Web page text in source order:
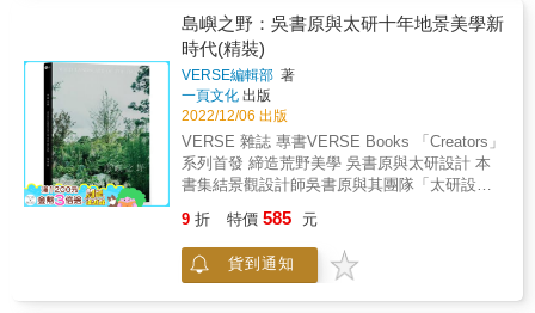
卻是毒藥。 有人能從廢皮革、廢棉等不起眼的
垃圾裡挖到第一桶金； 而有些人卻只因為落魄
和貧窮才不得不與這些垃圾為伍。 有人能從小
事中看到商機並發家致富，有人卻視若無睹地
錯過。 ➔只要能抓住普通的機會，就有可能使
之成為成就偉大的籌碼！ & 本書特色 & 本書講
述了人生中將會面臨的各種挑戰和困難，奧里
森‧馬登透過許多真實案例及多位偉人的經歷，
闡述如何透過「自我覺察」、「自我管理」洞
察人生密碼的智慧，並提醒讀者不斷反省自身
的契機。希望每位讀者都能成功扭轉人生，做
自己命運的建築師。 &
禧巨蛋∣希斯洛機場第五航廈∣波爾多法院∣利德賀
大樓∣勞氏大樓∣高雄捷運中央公園站∣桃園機場第
三航廈 本書為龐畢度中心建築師Richard
Rogers的親筆自傳，從小時候的建築啟蒙談
起，訴說歷經戰亂、患有讀寫障礙、「天生不
是學建築的料」的他，如何從一位穿著牛仔
褲、T恤去參加頂級頒獎典禮的小建築師，蛻變
為足以撼動城市的世界級大師。這是一部情感
豐沛的回憶錄，也是一部當代建築編年史，從
回望與反省；從倫敦、紐約到芝加哥，不只談
建築設計理念，也談城市規劃、公共空間、歐
美城市比較、建築史、建築教育和未來願景。
York 1974），為二十世紀最傑出的建築師之
一，發展出一套嶄新的理論性和造型的語言，
為現代建築注入新的生命。分散於美國、印度
及孟加拉的一些主要作品，都在其一生最後的
二十年間完成。作品整合了結構系統、材料、
光線、幾何原型、人性價值於一體。他於1971
年獲得美國建築師學會金質獎章、獲選美國文
藝學院院士，1972年獲英國皇家建築師學會金
質獎章。 從美國建築師學會所設立的「廿五週
年建築作品獎」（Twenty-five Year Award）便
所肯定。該獎項每年只選出一件作品，自1969
年首次頒發至2014年以來，所選出的四十五件
作品中，路易斯．康就有五件，僅次於艾羅
島嶼之野：吳書原與太研十年地景美學新
時代(精裝)
VERSE編輯部 著
一頁文化 出版
2022/12/06 出版
VERSE 雜誌 專書VERSE Books 「Creators」
系列首發 締造荒野美學 吳書原與太研設計 本
書集結景觀設計師吳書原與其團隊「太研設
灣豐富在地物種，讓他們獨樹一格的野美學在
島嶼上遍地開花，改變台灣公共空間的綠景、
私人建築的花園樣貌，為台灣景觀設計開啟新
9 折 特價 585 元
貨到通知